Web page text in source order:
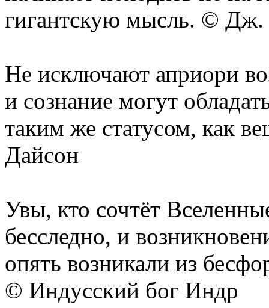
гигантскую мысль. ©
Не исключают априори
и сознание могут
таким же статусом, как
Дайсон
Увы, кто сочтёт
бесследно, и
опять возникали из
© Индусский бог Индр